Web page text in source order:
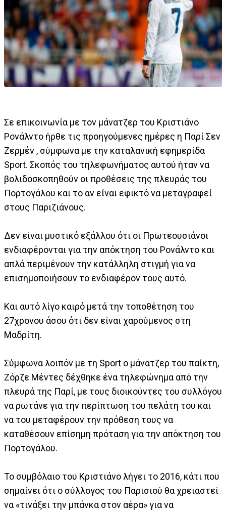
Σε επικοινωνία με τον μάνατζερ του Κριστιάνο
Ρονάλντο ήρθε τις προηγούμενες ημέρες η Παρί Σεν
Ζερμέν , σύμφωνα με την καταλανική εφημερίδα
Sport. Σκοπός του τηλεφωνήματος αυτού ήταν να
βολιδοσκοπηθούν οι προθέσεις της πλευράς του
Πορτογάλου και το αν είναι εφικτό να μεταγραφεί
στους Παριζιάνους.
Δεν είναι μυστικό εξάλλου ότι οι Πρωτεουσιάνοι
ενδιαφέρονται για την απόκτηση του Ρονάλντο και
απλά περιμένουν την κατάλληλη στιγμή για να
επισημοποιήσουν το ενδιαφέρον τους αυτό.
Και αυτό λίγο καιρό μετά την τοποθέτηση του
27χρονου άσου ότι δεν είναι χαρούμενος στη
Μαδρίτη.
Σύμφωνα λοιπόν με τη Sport ο μάνατζερ του παίκτη,
Ζόρζε Μέντες δέχθηκε ένα τηλεφώνημα από την
πλευρά της Παρί, με τους διοικούντες του συλλόγου
να ρωτάνε για την περίπτωση του πελάτη του και
να του μεταφέρουν την πρόθεση τους να
καταθέσουν επίσημη πρόταση για την απόκτηση του
Πορτογάλου.
Το συμβόλαιο του Κριστιάνο λήγει το 2016, κάτι που
σημαίνει ότι ο σύλλογος του Παρισιού θα χρειαστεί
να «τινάξει την μπάνκα στον αέρα» για να